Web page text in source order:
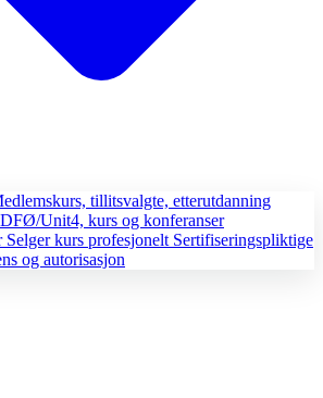
tillitsvalgte, etterutdanning
DFØ/Unit4, kurs og konferanser
Selger kurs profesjonelt Sertifiseringspliktige
og autorisasjon